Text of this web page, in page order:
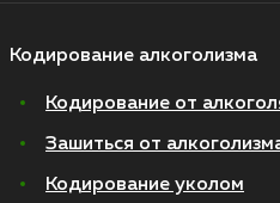
Кодирование алкоголизма
Кодирование от
Зашиться от
Кодирование уколом